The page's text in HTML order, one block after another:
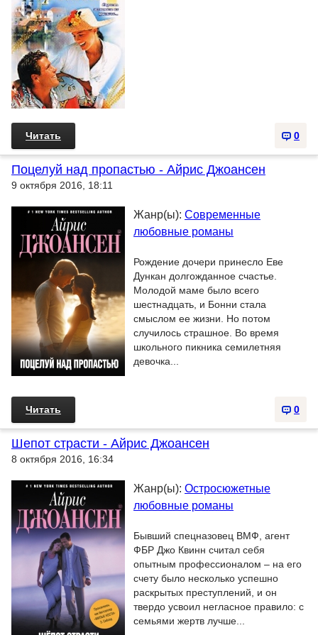
0
Читать
Поцелуй над пропастью - Айрис Джоансен
9 октября 2016, 18:11
Жанр(ы): Современные
любовные романы
Рождение дочери принесло Еве
Дункан долгожданное счастье.
Молодой маме было всего
шестнадцать, и Бонни стала
смыслом ее жизни. Но потом
случилось страшное. Во время
школьного пикника семилетняя
девочка...
0
Читать
Шепот страсти - Айрис Джоансен
8 октября 2016, 16:34
Жанр(ы): Остросюжетные
любовные романы
Бывший спецназовец ВМФ, агент
ФБР Джо Квинн считал себя
опытным профессионалом – на его
счету было несколько успешно
раскрытых преступлений, и он
твердо усвоил негласное правило: с
семьями жертв лучше...